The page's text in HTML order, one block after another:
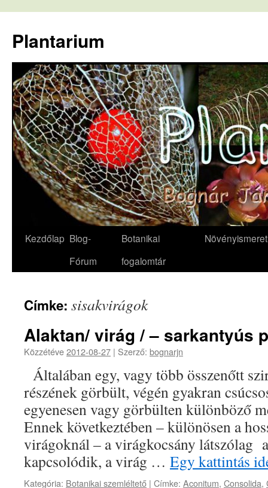
tartalomba
Plantarium
Kezdőlap Blog-
Fórum
Botanikai
fogalomtár
Növényismeret
Címke: sisakvirágok
Alaktan/ virág / – sarkantyús
Közzétéve2012-08-27 | Szerző: bognarjn
Általában egy, vagy több összenőtt
részének görbült, végén gyakran
egyenesen vagy görbülten különböző
Ennek következtében – különösen a
virágoknál – a virágkocsány látszólag
kapcsolódik, a virág … Egy kattintás
Kategória: Botanikai szemléltető | Címke: Aconitum, Consolida,